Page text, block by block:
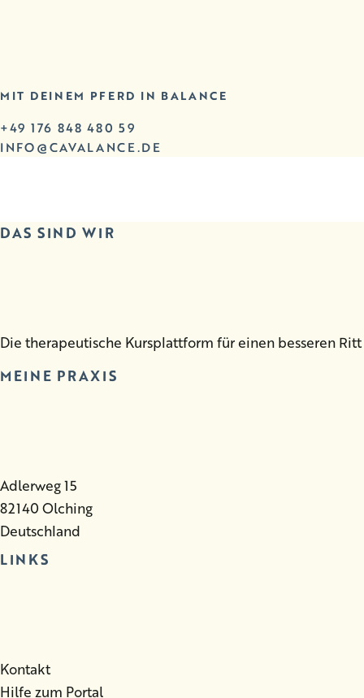
MIT DEINEM PFERD IN BALANCE
+49 176 848 480 59
INFO@CAVALANCE.DE
DAS SIND WIR
Die therapeutische Kursplattform für einen besseren Ritt
MEINE PRAXIS
Adlerweg 15
82140 Olching
Deutschland
LINKS
Kontakt
Hilfe zum Portal